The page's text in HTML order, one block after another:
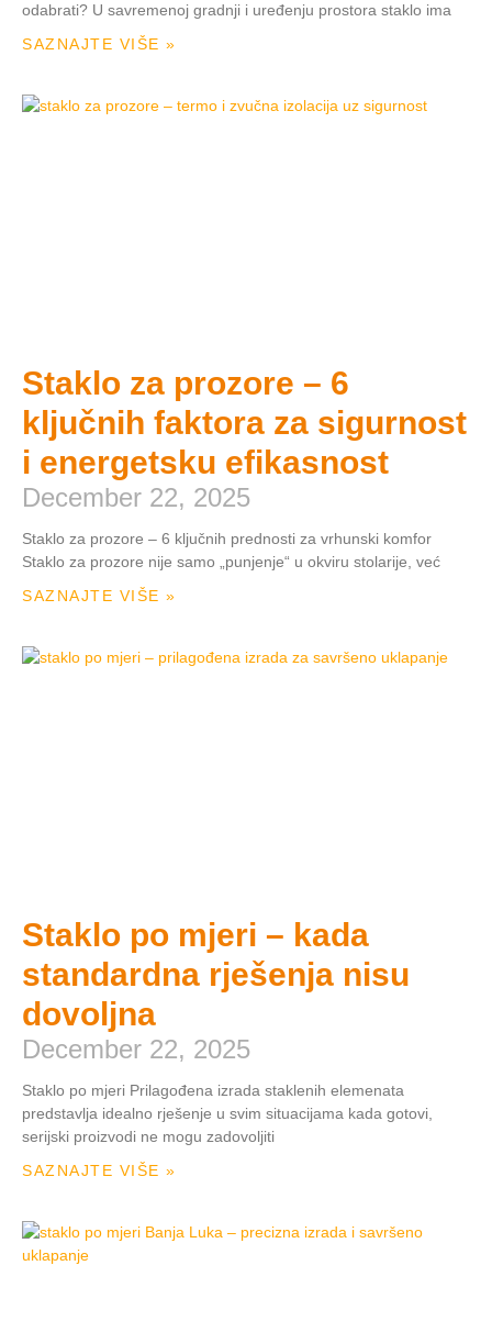
odabrati? U savremenoj gradnji i uređenju prostora staklo ima
SAZNAJTE VIŠE »
Staklo za prozore – 6
ključnih faktora za sigurnost
i energetsku efikasnost
December 22, 2025
Staklo za prozore – 6 ključnih prednosti za vrhunski komfor
Staklo za prozore nije samo „punjenje“ u okviru stolarije, već
SAZNAJTE VIŠE »
Staklo po mjeri – kada
standardna rješenja nisu
dovoljna
December 22, 2025
Staklo po mjeri Prilagođena izrada staklenih elemenata
predstavlja idealno rješenje u svim situacijama kada gotovi,
serijski proizvodi ne mogu zadovoljiti
SAZNAJTE VIŠE »